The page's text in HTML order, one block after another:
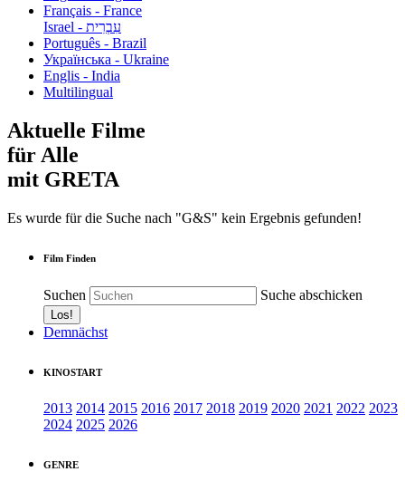
Français - France
עִבְרִית - Israel
Português - Brazil
Українська - Ukraine
Englis - India
Multilingual
Aktuelle Filme
für Alle
mit GRETA
Es wurde für die Suche nach "G&S" kein Ergebnis gefunden!
Film Finden
Suchen Suche abschicken
Demnächst
KINOSTART
2013 2014 2015 2016 2017 2018 2019 2020 2021 2022 2023
2024 2025 2026
GENRE